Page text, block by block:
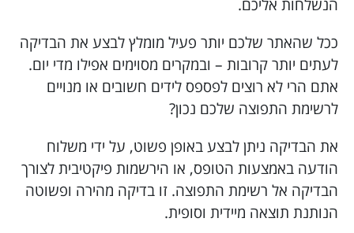
הנשלחות אליכם.
ככל שהאתר שלכם יותר פעיל מומלץ לבצע את הבדיקה
לעתים יותר קרובות – ובמקרים מסוימים אפילו מדי יום.
אתם הרי לא רוצים לפספס לידים חשובים או מנויים
לרשימת התפוצה שלכם נכון?
את הבדיקה ניתן לבצע באופן פשוט, על ידי משלוח
הודעה באמצעות הטופס, או הירשמות פיקטיבית לצורך
הבדיקה אל רשימת התפוצה. זו בדיקה מהירה ופשוטה
הנותנת תוצאה מיידית וסופית.